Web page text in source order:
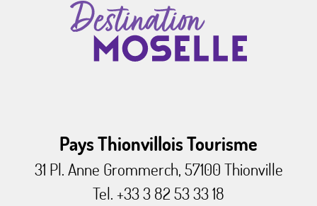
Pays Thionvillois Tourisme
31 Pl. Anne Grommerch, 57100 Thionville
Tel. +33 3 82 53 33 18